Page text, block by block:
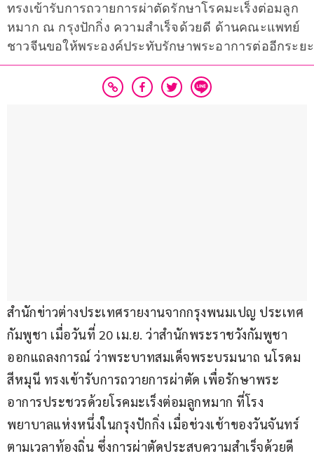
ทรงเข้ารับการถวายการผ่าตัดรักษาโรคมะเร็งต่อมลูก
หมาก ณ กรุงปักกิ่ง ความสำเร็จด้วยดี ด้านคณะแพทย์
ชาวจีนขอให้พระองค์ประทับรักษาพระอาการต่ออีกระยะ
สำนักข่าวต่างประเทศรายงานจากกรุงพนมเปญ ประเทศ
กัมพูชา เมื่อวันที่ 20 เม.ย. ว่าสำนักพระราชวังกัมพูชา
ออกแถลงการณ์ ว่าพระบาทสมเด็จพระบรมนาถ นโรดม
สีหมุนี ทรงเข้ารับการถวายการผ่าตัด เพื่อรักษาพระ
อาการประชวรด้วยโรคมะเร็งต่อมลูกหมาก ที่โรง
พยาบาลแห่งหนึ่งในกรุงปักกิ่ง เมื่อช่วงเช้าของวันจันทร์
ตามเวลาท้องถิ่น ซึ่งการผ่าตัดประสบความสำเร็จด้วยดี